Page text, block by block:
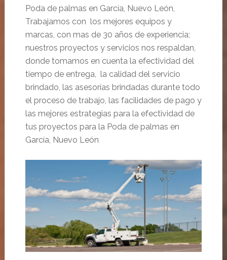
Poda de palmas en García, Nuevo León,
Trabajamos con los mejores equipos y
marcas, con mas de 30 años de experiencia;
nuestros proyectos y servicios nos respaldan,
donde tomamos en cuenta la efectividad del
tiempo de entrega, la calidad del servicio
brindado, las asesorías brindadas durante todo
el proceso de trabajo, las facilidades de pago y
las mejores estrategias para la efectividad de
tus proyectos para la Poda de palmas en
García, Nuevo León